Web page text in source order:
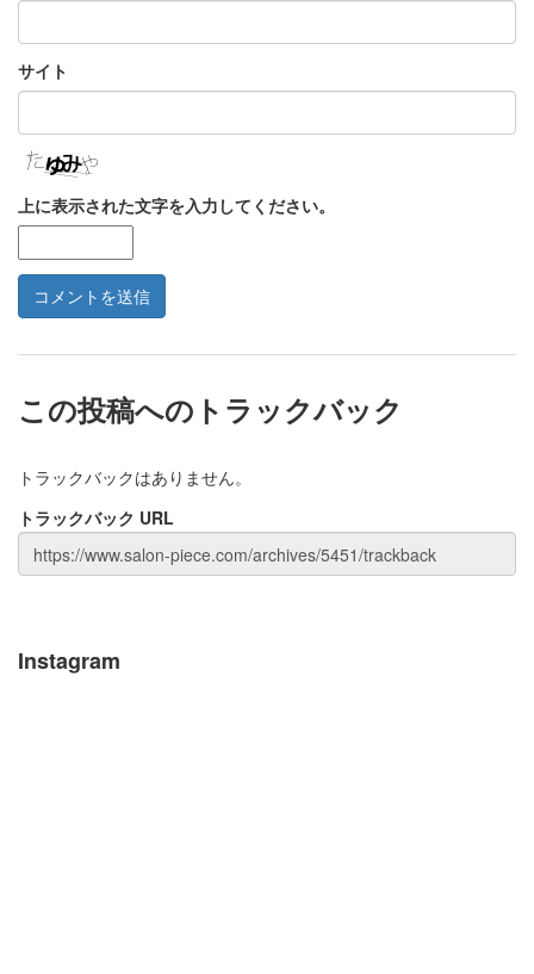
サイト
上に表示された文字を入力してください。
この投稿へのトラックバック
トラックバックはありません。
トラックバック URL
Instagram